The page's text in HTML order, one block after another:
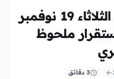
سعر الدولار اليوم الثلاثاء 19 نوفمبر
ملحوظ
3 دقائق